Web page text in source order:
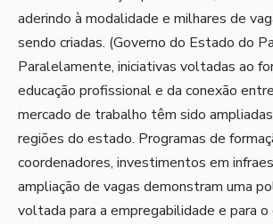
aderindo à modalidade e milhares de
sendo criadas. (Governo do Estado do
Paralelamente, iniciativas voltadas ao
educação profissional e da conexão
mercado de trabalho têm sido
regiões do estado. Programas de
coordenadores, investimentos em
ampliação de vagas demonstram uma
voltada para a empregabilidade e para